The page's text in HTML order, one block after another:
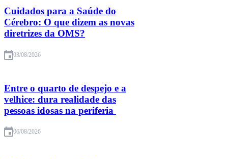
Cuidados para a Saúde do
Cérebro: O que dizem as novas
diretrizes da OMS?
03/08/2026
Entre o quarto de despejo e a
velhice: dura realidade das
pessoas idosas na periferia
06/08/2026